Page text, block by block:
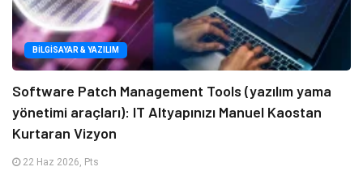
BILGISAYAR & YAZILIM
Software Patch Management Tools (yazılım yama
yönetimi araçları): IT Altyapınızı Manuel Kaostan
Kurtaran Vizyon
22 Haz 2026, Pts